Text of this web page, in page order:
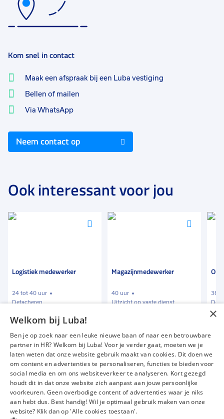
Kom snel in contact
Maak een afspraak bij een Luba vestiging
Bellen of mailen
Via WhatsApp
Neem contact op
Ook interessant voor jou
Voeg
Logistiek medewerker
24 tot 40 uur
Detacheren
€ 2074-€ 2523 p.m.
Voeg
Magazijnmedewerker
40 uur
Uitzicht op vaste dienst
38
€
Vacatures
Over ons
Werken bij Luba
Voor werkgevers
Mijn Luba
Contact
×
Welkom bij Luba!
Ben je op zoek naar een leuke nieuwe baan of naar een betrouwbare
partner in HR? Welkom bij Luba! Voor je verder gaat, moeten we je
laten weten dat onze website gebruik maakt van cookies. Dit doen we
om content en advertenties te personaliseren, functies te bieden voor
social media en om ons websiteverkeer te analyseren. Kort gezegd
houdt dit in dat onze website zich aanpast aan jouw persoonlijke
voorkeuren. Geen overbodige content of advertenties waar je niks
aan hebt dus. Best handig! Wil je optimaal gebruik maken van onze
website? Klik dan op 'Alle cookies toestaan'.